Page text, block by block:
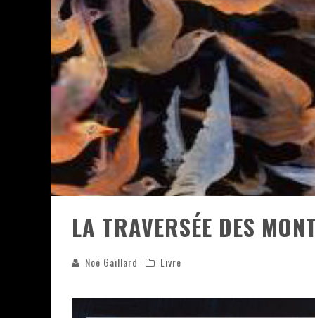
ASSASSIN'S CREED BLACK FLAG
« LE VENT DAND LES SAULES
« DAMN THEM ALL » - UN DUO
YOSHI AND THE MYSTERIOUS
LA TRAVERSÉE DES
Noé Gaillard Livre